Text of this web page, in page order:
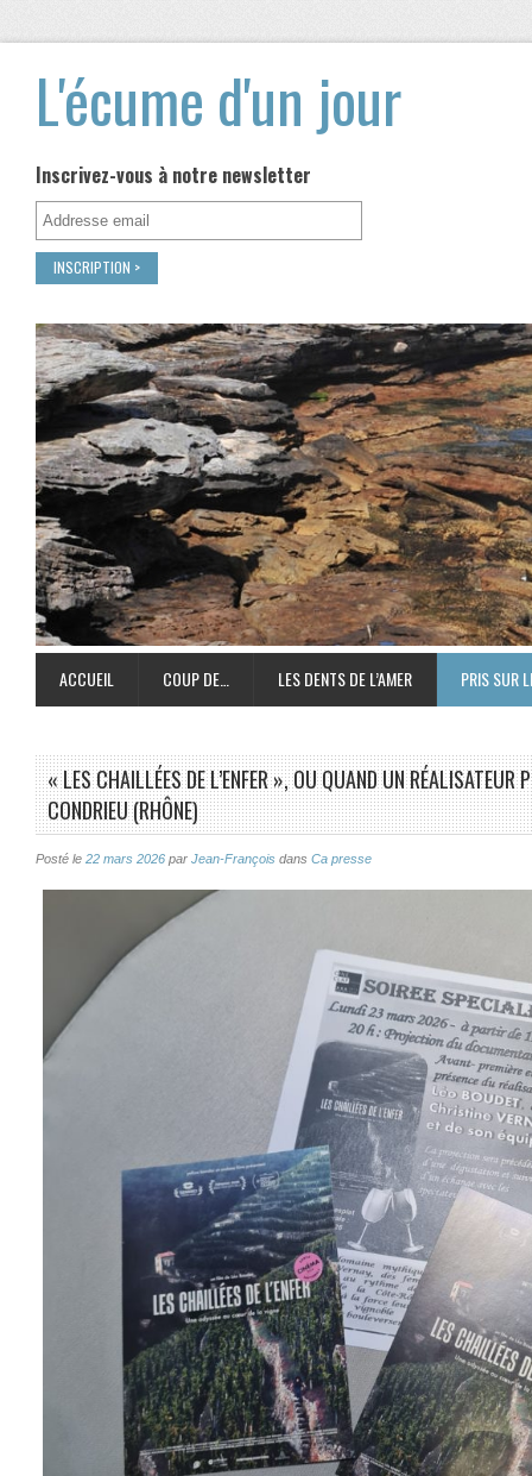
L'écume d'un jour
Inscrivez-vous à notre newsletter
ACCUEIL COUP DE… LES DENTS DE L’AMER PRIS SUR
« LES CHAILLÉES DE L’ENFER », OU QUAND UN RÉALISATEUR
CONDRIEU (RHÔNE)
Posté le 22 mars 2026 par Jean-François dans Ca presse